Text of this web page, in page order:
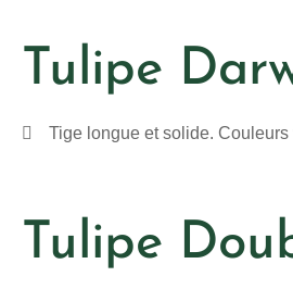
Tulipe
Tige longue et solide. Couleurs
Tulipe